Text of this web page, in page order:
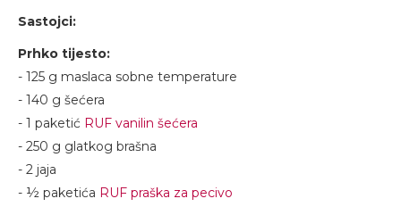
Sastojci:
Prhko tijesto:
- 125 g maslaca sobne temperature
- 140 g šećera
- 1 paketić RUF vanilin šećera
- 250 g glatkog brašna
- 2 jaja
- ½ paketića RUF praška za pecivo